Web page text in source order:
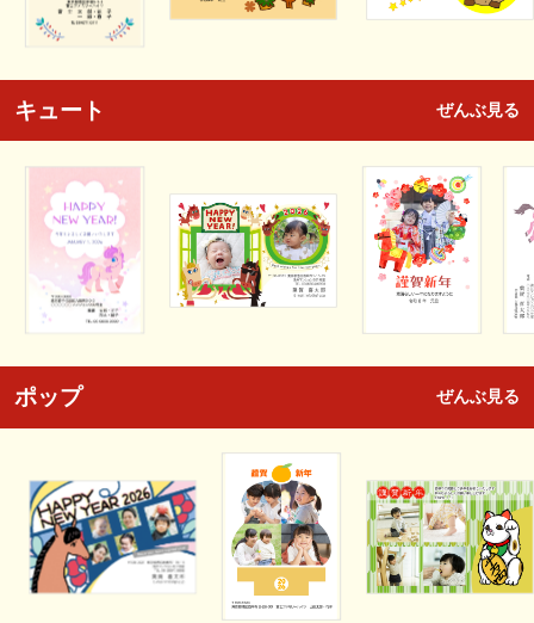
キュート ぜんぶ見る
ポップ ぜんぶ見る